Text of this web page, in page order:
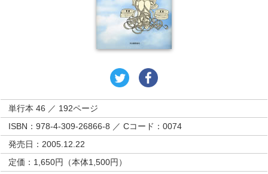
単行本 46 ／ 192ページ
ISBN：978-4-309-26866-8 ／ Cコード：0074
発売日：2005.12.22
定価：1,650円（本体1,500円）